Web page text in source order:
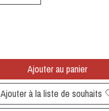
Ajouter au panier
Ajouter à la liste de souhaits